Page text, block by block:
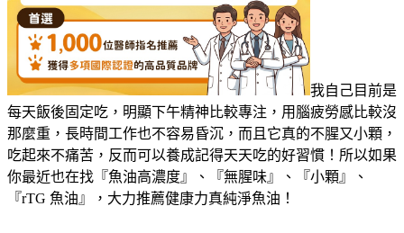
我自己目前是
每天飯後固定吃，明顯下午精神比較專注，用腦疲勞感比較沒
那麼重，長時間工作也不容易昏沉，而且它真的不腥又小顆，
吃起來不痛苦，反而可以養成記得天天吃的好習慣！所以如果
你最近也在找『魚油高濃度』、『無腥味』、『小顆』、
『rTG 魚油』，大力推薦健康力真純淨魚油！